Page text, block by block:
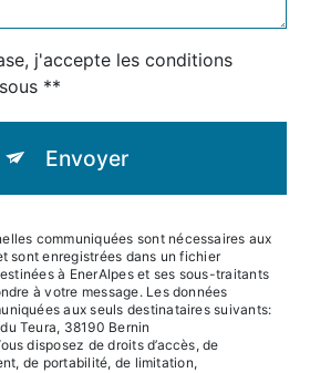
j'accepte les conditions
**
Envoyer
communiquées sont nécessaires aux
sont enregistrées dans un fichier
à EnerAlpes et ses sous-traitants
à votre message. Les données
aux seuls destinataires suivants:
Teura, 38190 Bernin
disposez de droits d’accès, de
de portabilité, de limitation,